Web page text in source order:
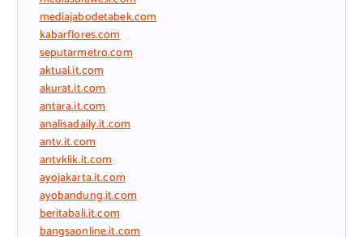
mediajabodetabek.com
kabarflores.com
seputarmetro.com
aktual.it.com
akurat.it.com
antara.it.com
analisadaily.it.com
antv.it.com
antvklik.it.com
ayojakarta.it.com
ayobandung.it.com
beritabali.it.com
bangsaonline.it.com